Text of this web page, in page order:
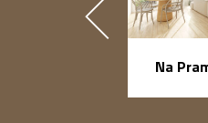
Na